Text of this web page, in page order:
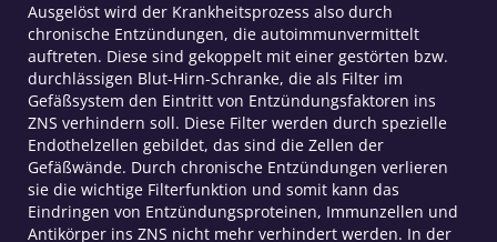
Ausgelöst wird der Krankheitsprozess also durch
chronische Entzündungen, die autoimmunvermittelt
auftreten. Diese sind gekoppelt mit einer gestörten bzw.
durchlässigen Blut-Hirn-Schranke, die als Filter im
Gefäßsystem den Eintritt von Entzündungsfaktoren ins
ZNS verhindern soll. Diese Filter werden durch spezielle
Endothelzellen gebildet, das sind die Zellen der
Gefäßwände. Durch chronische Entzündungen verlieren
sie die wichtige Filterfunktion und somit kann das
Eindringen von Entzündungsproteinen, Immunzellen und
Antikörper ins ZNS nicht mehr verhindert werden. In der